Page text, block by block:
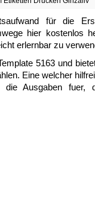
für die
hier kostenlos
erlernbar zu
5163 und
Eine welcher
die Ausgaben